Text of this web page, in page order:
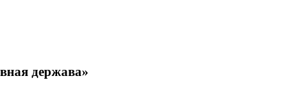
держава»